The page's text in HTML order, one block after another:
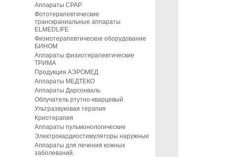
Аппараты CPAP
Фототерапевтические
транскраниальные аппараты
ELMEDLIFE
Физиотерапевтическое оборудование
БИНОМ
Аппараты физиотерапевтические
ТРИМА
Продукция АЭРОМЕД
Аппараты МЕДТЕКО
Аппараты Дарсонваль
Облучатель ртутно-кварцевый
Ультразвуковая терапия
Криотерапия
Аппараты пульмонологические
Электрокардиостимуляторы наружные
Аппараты для лечения кожных
заболеваний.